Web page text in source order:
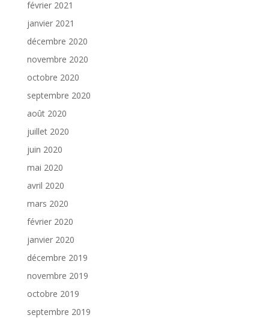
février 2021
janvier 2021
décembre 2020
novembre 2020
octobre 2020
septembre 2020
août 2020
juillet 2020
juin 2020
mai 2020
avril 2020
mars 2020
février 2020
janvier 2020
décembre 2019
novembre 2019
octobre 2019
septembre 2019